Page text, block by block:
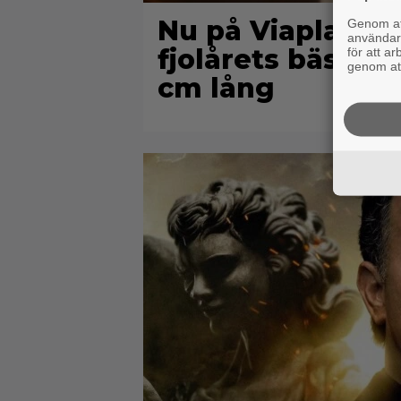
Nu på Viaplay:
fjolårets bästa
cm lång
Genom
för att
genom